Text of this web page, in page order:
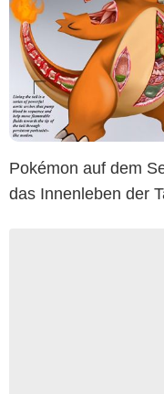
Pokémon auf dem
das Innenleben der